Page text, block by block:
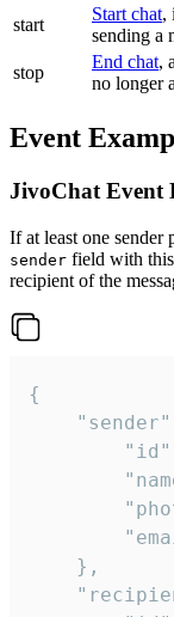
start
Start chat,
sending a
stop
End chat,
no longer
Event
JivoChat Event
If at least one sender
sender field with
recipient of the
{